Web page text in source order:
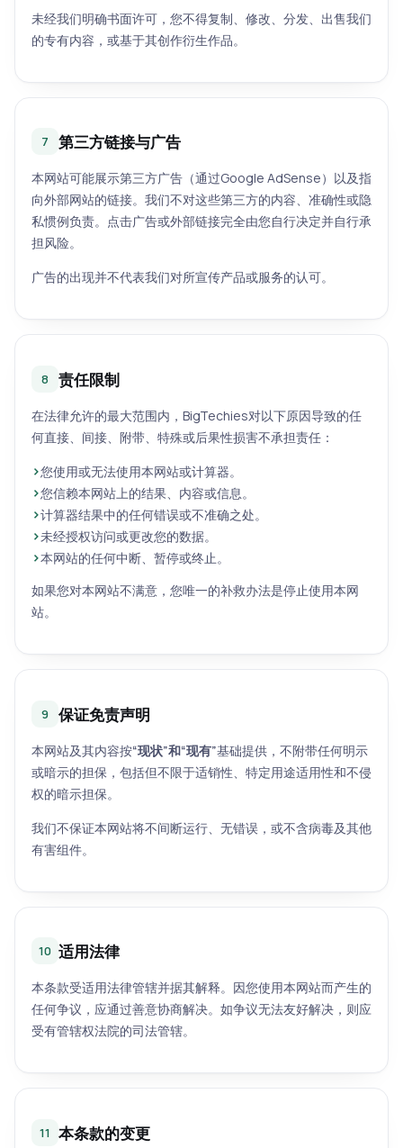
未经我们明确书面许可，您不得复制、修改、分发、出售我们
的专有内容，或基于其创作衍生作品。
7 第三方链接与广告
本网站可能展示第三方广告（通过Google AdSense）以及指
向外部网站的链接。我们不对这些第三方的内容、准确性或隐
私惯例负责。点击广告或外部链接完全由您自行决定并自行承
担风险。
广告的出现并不代表我们对所宣传产品或服务的认可。
8 责任限制
在法律允许的最大范围内，BigTechies对以下原因导致的任
何直接、间接、附带、特殊或后果性损害不承担责任：
您使用或无法使用本网站或计算器。
您信赖本网站上的结果、内容或信息。
计算器结果中的任何错误或不准确之处。
未经授权访问或更改您的数据。
本网站的任何中断、暂停或终止。
如果您对本网站不满意，您唯一的补救办法是停止使用本网
站。
9 保证免责声明
本网站及其内容按“现状”和“现有”基础提供，不附带任何明示
或暗示的担保，包括但不限于适销性、特定用途适用性和不侵
权的暗示担保。
我们不保证本网站将不间断运行、无错误，或不含病毒及其他
有害组件。
10 适用法律
本条款受适用法律管辖并据其解释。因您使用本网站而产生的
任何争议，应通过善意协商解决。如争议无法友好解决，则应
受有管辖权法院的司法管辖。
11 本条款的变更